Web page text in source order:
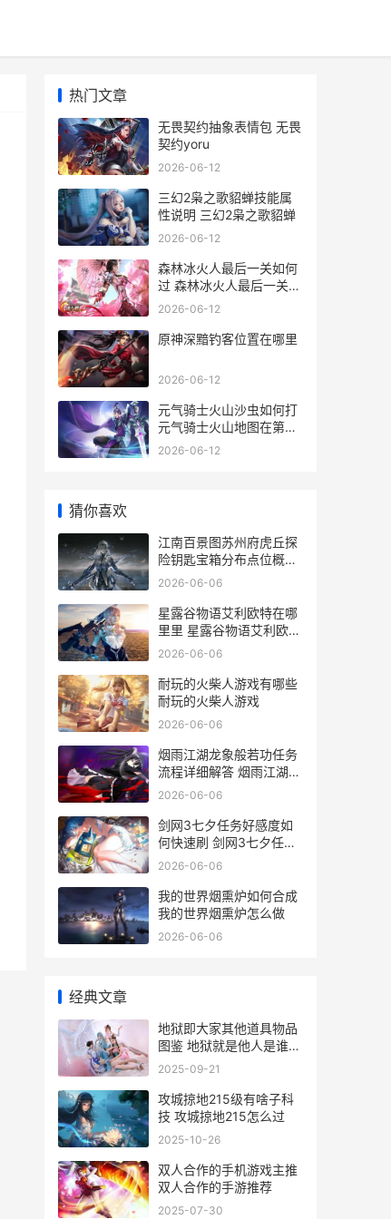
热门文章
无畏契约抽象表情包 无畏
契约yoru
2026-06-12
三幻2枭之歌貂蝉技能属
性说明 三幻2枭之歌貂蝉
2026-06-12
森林冰火人最后一关如何
过 森林冰火人最后一关三
个小球
2026-06-12
原神深黯钓客位置在哪里
2026-06-12
元气骑士火山沙虫如何打
元气骑士火山地图在第几
关
2026-06-12
猜你喜欢
江南百景图苏州府虎丘探
险钥匙宝箱分布点位概括
江南百景图苏州芙蓉坞木
2026-06-06
星露谷物语艾利欧特在哪
里里 星露谷物语艾利欧特
家锁住了
2026-06-06
耐玩的火柴人游戏有哪些
耐玩的火柴人游戏
2026-06-06
烟雨江湖龙象般若功任务
流程详细解答 烟雨江湖龙
象般若功十三层
2026-06-06
剑网3七夕任务好感度如
何快速刷 剑网3七夕任务
时间
2026-06-06
我的世界烟熏炉如何合成
我的世界烟熏炉怎么做
2026-06-06
经典文章
地狱即大家其他道具物品
图鉴 地狱就是他人是谁的
剧作
2025-09-21
攻城掠地215级有啥子科
技 攻城掠地215怎么过
2025-10-26
双人合作的手机游戏主推
双人合作的手游推荐
2025-07-30